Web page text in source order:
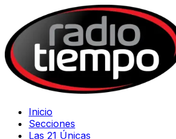
Inicio
Secciones
Las 21 Únicas